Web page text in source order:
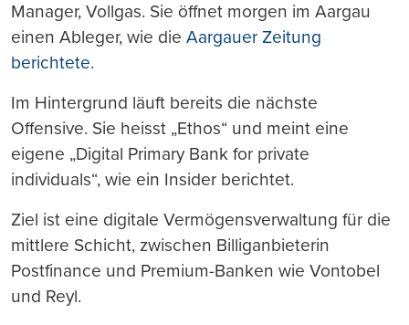
Manager, Vollgas. Sie öffnet morgen im Aargau
einen Ableger, wie die Aargauer Zeitung
berichtete.
Im Hintergrund läuft bereits die nächste
Offensive. Sie heisst „Ethos“ und meint eine
eigene „Digital Primary Bank for private
individuals“, wie ein Insider berichtet.
Ziel ist eine digitale Vermögensverwaltung für die
mittlere Schicht, zwischen Billiganbieterin
Postfinance und Premium-Banken wie Vontobel
und Reyl.